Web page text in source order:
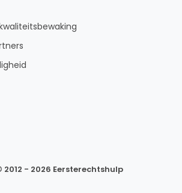
2012 - 2026 Eersterechtshulp